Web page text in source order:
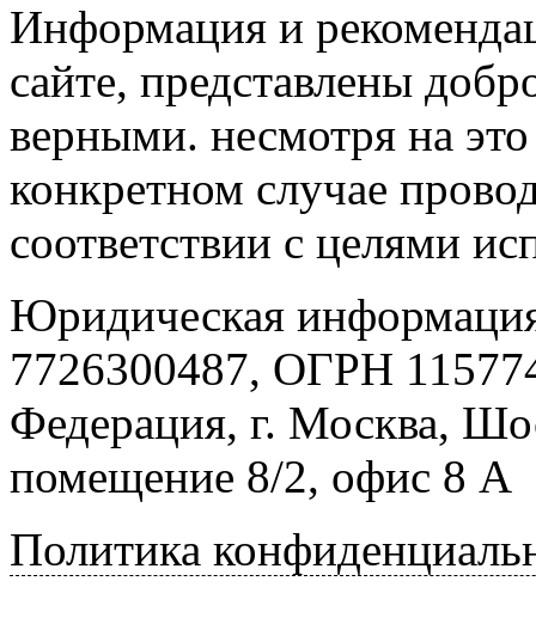
Информация и
сайте, представлены
верными. несмотря на
конкретном случае
соответствии с целями
Юридическая
7726300487, ОГРН
Федерация, г. Москва,
помещение 8/2, офис 8 А
Политика